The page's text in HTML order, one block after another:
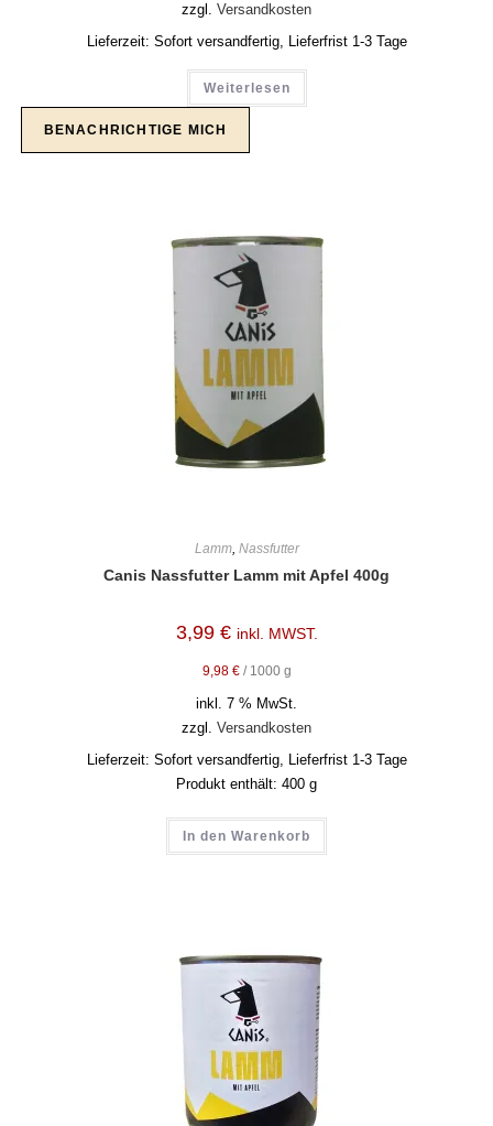
zzgl. Versandkosten
Lieferzeit: Sofort versandfertig, Lieferfrist 1-3 Tage
Weiterlesen
Lamm, Nassfutter
Canis Nassfutter Lamm mit Apfel 400g
3,99 € inkl. MWST.
9,98 €/ 1000 g
inkl. 7 % MwSt.
zzgl. Versandkosten
Lieferzeit: Sofort versandfertig, Lieferfrist 1-3 Tage
Produkt enthält: 400 g
In den Warenkorb